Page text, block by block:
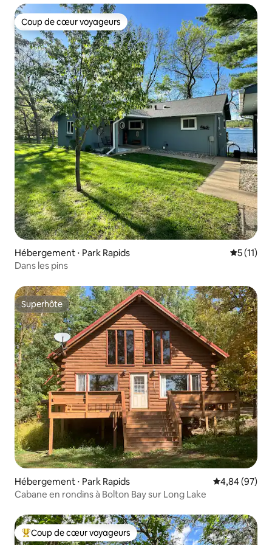
Coup de cœur voyageurs
Coup de cœur voyageurs
Hébergement ⋅ Park Rapids
5 (11)
Dans les pins
Superhôte
Superhôte
Hébergement ⋅ Park Rapids Évaluation
4,84 (97)
Cabane en rondins à Bolton Bay sur Long Lake
Coups de cœur voyageurs les plus appréciés
Coup de cœur voyageurs